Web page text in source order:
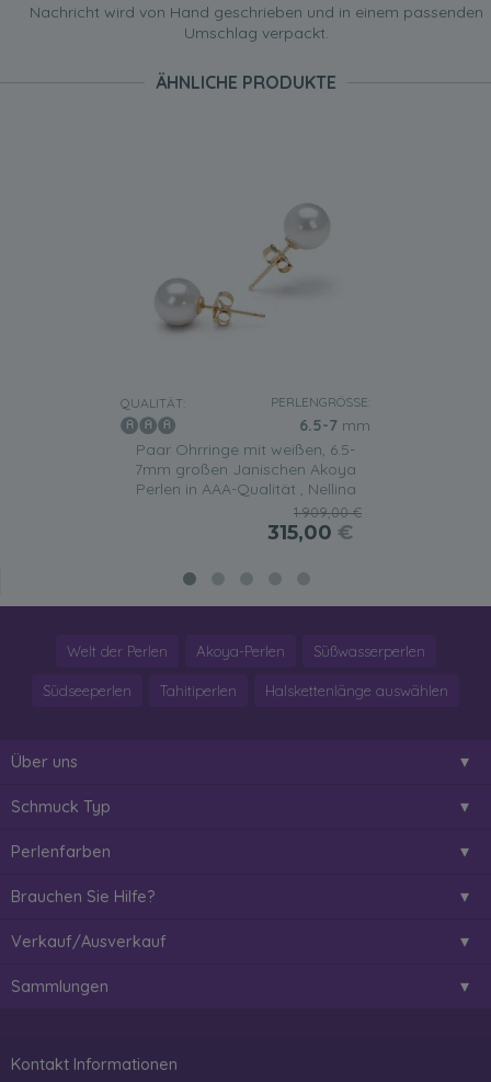
Nachricht wird von Hand geschrieben und in einem passenden
Umschlag verpackt.
ÄHNLICHE PRODUKTE
QUALITÄT: PERLENGRÖSSE:
6.5-7 mm
Paar Ohrringe mit weißen, 6.5-
7mm großen Janischen Akoya
Perlen in AAA-Qualität , Nellina
1.909,00 €
315,00 €
Welt der Perlen Akoya-Perlen Süßwasserperlen
Südseeperlen Tahitiperlen Halskettenlänge auswählen
Über uns
Schmuck Typ
Perlenfarben
Brauchen Sie Hilfe?
Verkauf/Ausverkauf
Sammlungen
Kontakt Informationen